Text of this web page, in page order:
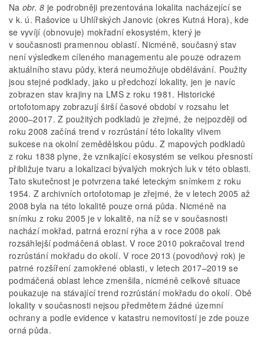
Na obr. 8 je podrobněji prezentována lokalita nacházející se
v k. ú. Rašovice u Uhlířských Janovic (okres Kutná Hora), kde
se vyvíjí (obnovuje) mokřadní ekosystém, který je
v současnosti pramennou oblastí. Nicméně, současný stav
není výsledkem cíleného managementu ale pouze odrazem
aktuálního stavu půdy, která neumožňuje obdělávání. Použity
jsou stejné podklady, jako u předchozí lokality, jen je navíc
zobrazen stav krajiny na LMS z roku 1981. Historické
ortofotomapy zobrazují širší časové období v rozsahu let
2000–2017. Z použitých podkladů je zřejmé, že nejpozději od
roku 2008 začíná trend v rozrůstání této lokality vlivem
sukcese na okolní zemědělskou půdu. Z mapových podkladů
z roku 1838 plyne, že vznikající ekosystém se velkou přesností
přibližuje tvaru a lokalizaci bývalých mokrých luk v této oblasti.
Tato skutečnost je potvrzena také leteckým snímkem z roku
1954. Z archivních ortofotomap je zřejmé, že v letech 2005 až
2008 byla na této lokalitě pouze orná půda. Nicméně na
snímku z roku 2005 je v lokalitě, na níž se v současnosti
nachází mokřad, patrná erozní rýha a v roce 2008 pak
rozsáhlejší podmáčená oblast. V roce 2010 pokračoval trend
rozrůstání mokřadu do okolí. V roce 2013 (povodňový rok) je
patrné rozšíření zamokřené oblasti, v letech 2017–2019 se
podmáčená oblast lehce zmenšila, nicméně celkově situace
poukazuje na stávající trend rozrůstání mokřadu do okolí. Obě
lokality v současnosti nejsou předmětem žádné územní
ochrany a podle evidence v katastru nemovitostí je zde pouze
orná půda.